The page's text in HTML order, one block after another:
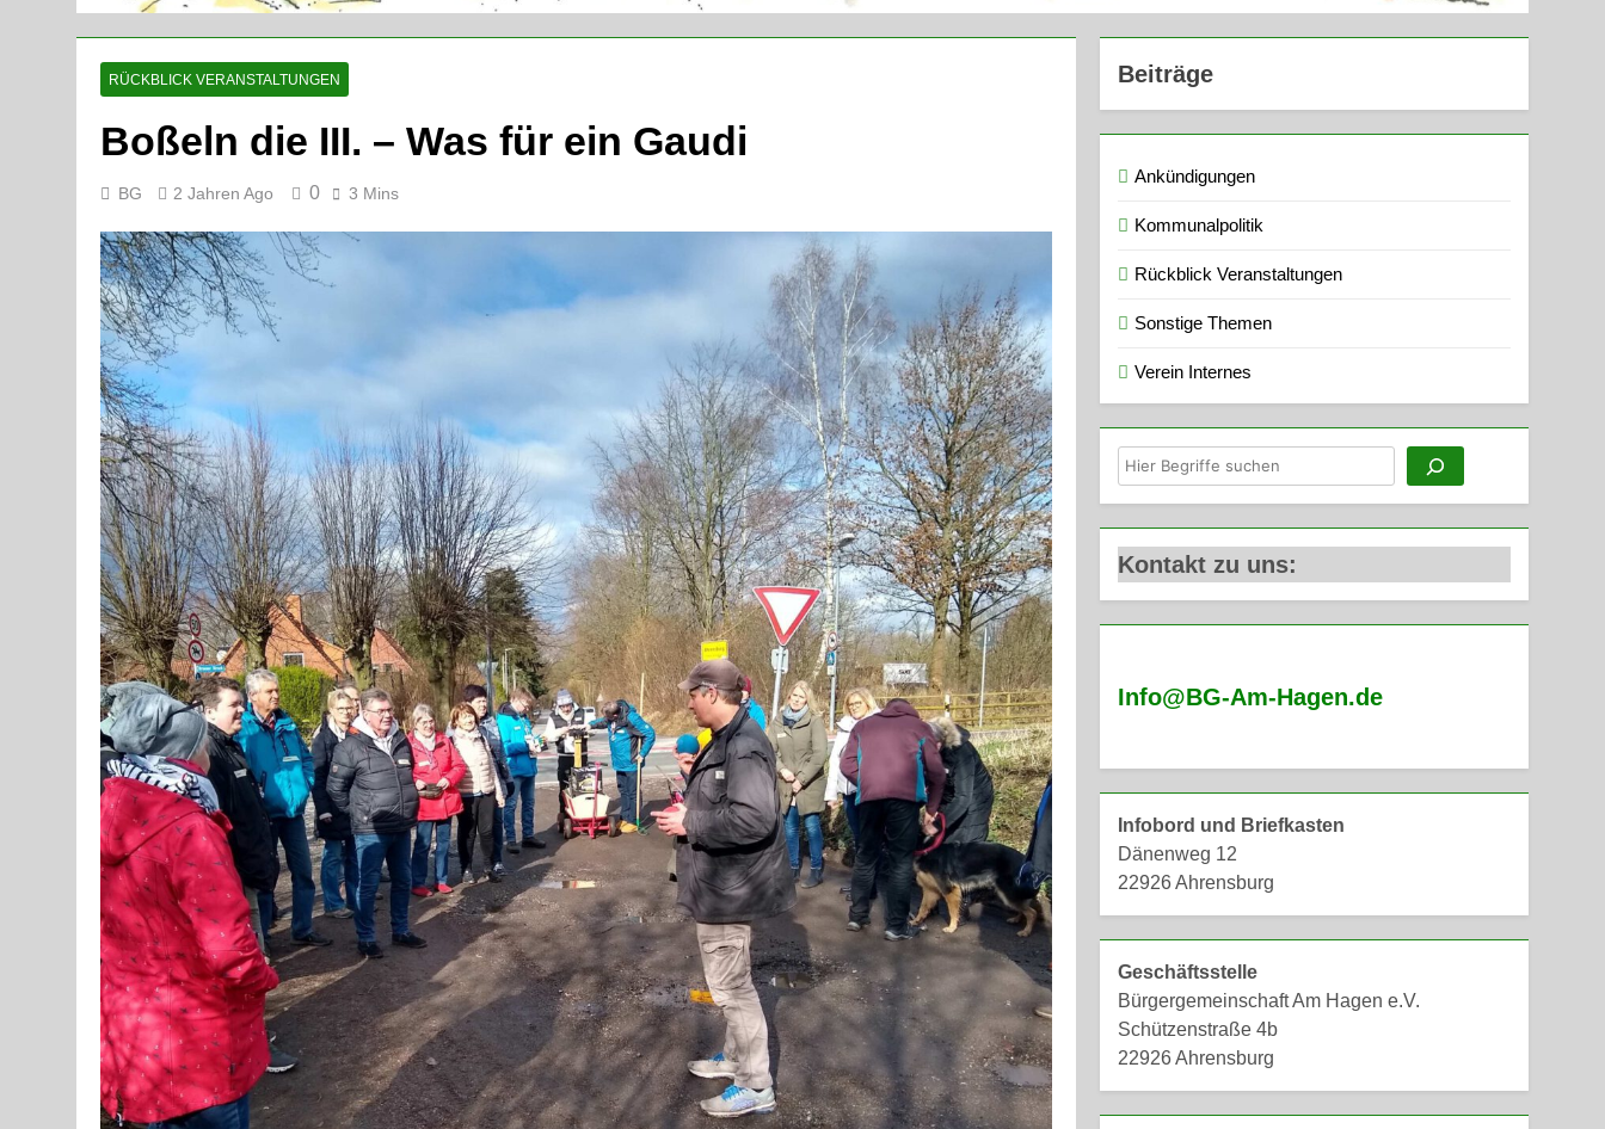
RÜCKBLICK VERANSTALTUNGEN
Boßeln die III. – Was für ein Gaudi
BG 2 Jahren Ago 0 3 Mins
Beiträge
Ankündigungen
Kommunalpolitik
Rückblick Veranstaltungen
Sonstige Themen
Verein Internes
Suchen
Kontakt zu uns:
Info@BG-Am-Hagen.de
Infobord und Briefkasten
Dänenweg 12
22926 Ahrensburg
Geschäftsstelle
Bürgergemeinschaft Am Hagen e.V.
Schützenstraße 4b
22926 Ahrensburg